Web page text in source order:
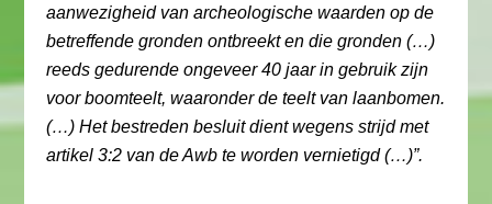
aanwezigheid van archeologische waarden op de
betreffende gronden ontbreekt en die gronden (…)
reeds gedurende ongeveer 40 jaar in gebruik zijn
voor boomteelt, waaronder de teelt van laanbomen.
(…) Het bestreden besluit dient wegens strijd met
artikel 3:2 van de Awb te worden vernietigd (…)”.